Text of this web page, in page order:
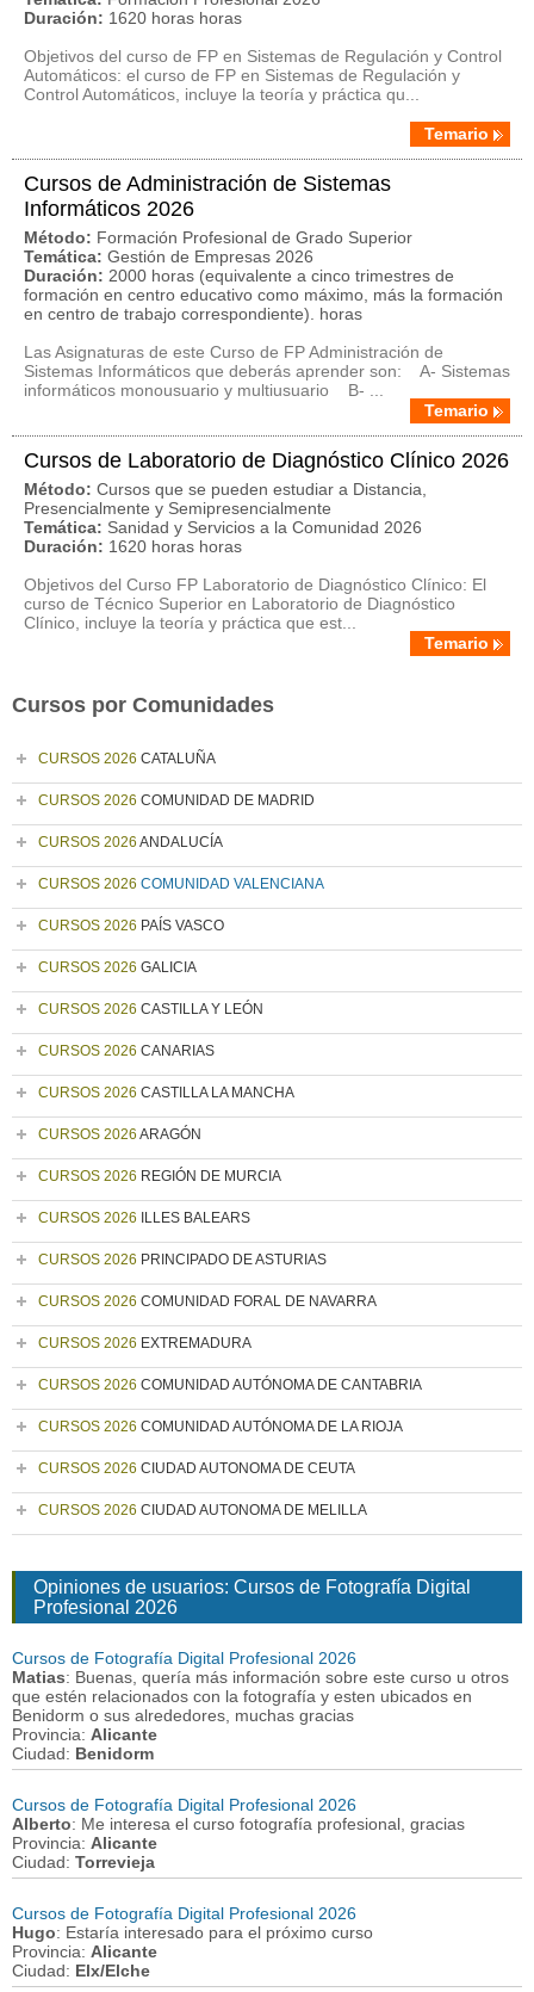
Duración: 1620 horas horas
Objetivos del curso de FP en Sistemas de Regulación y Control
Automáticos: el curso de FP en Sistemas de Regulación y
Control Automáticos, incluye la teoría y práctica qu...
Temario
Cursos de Administración de Sistemas
Informáticos 2026
Método: Formación Profesional de Grado Superior
Temática: Gestión de Empresas 2026
Duración: 2000 horas (equivalente a cinco trimestres de
formación en centro educativo como máximo, más la formación
en centro de trabajo correspondiente). horas
Las Asignaturas de este Curso de FP Administración de
Sistemas Informáticos que deberás aprender son: A- Sistemas
informáticos monousuario y multiusuario B- ...
Temario
Cursos de Laboratorio de Diagnóstico Clínico 2026
Método: Cursos que se pueden estudiar a Distancia,
Presencialmente y Semipresencialmente
Temática: Sanidad y Servicios a la Comunidad 2026
Duración: 1620 horas horas
Objetivos del Curso FP Laboratorio de Diagnóstico Clínico: El
curso de Técnico Superior en Laboratorio de Diagnóstico
Clínico, incluye la teoría y práctica que est...
Temario
Cursos por Comunidades
CURSOS 2026 CATALUÑA
CURSOS 2026 COMUNIDAD DE MADRID
CURSOS 2026 ANDALUCÍA
CURSOS 2026 COMUNIDAD VALENCIANA
CURSOS 2026 PAÍS VASCO
CURSOS 2026 GALICIA
CURSOS 2026 CASTILLA Y LEÓN
CURSOS 2026 CANARIAS
CURSOS 2026 CASTILLA LA MANCHA
CURSOS 2026 ARAGÓN
CURSOS 2026 REGIÓN DE MURCIA
CURSOS 2026 ILLES BALEARS
CURSOS 2026 PRINCIPADO DE ASTURIAS
CURSOS 2026 COMUNIDAD FORAL DE NAVARRA
CURSOS 2026 EXTREMADURA
CURSOS 2026 COMUNIDAD AUTÓNOMA DE CANTABRIA
CURSOS 2026 COMUNIDAD AUTÓNOMA DE LA RIOJA
CURSOS 2026 CIUDAD AUTONOMA DE CEUTA
CURSOS 2026 CIUDAD AUTONOMA DE MELILLA
Opiniones de usuarios: Cursos de Fotografía Digital
Profesional 2026
Cursos de Fotografía Digital Profesional 2026
Matias: Buenas, quería más información sobre este curso u otros
que estén relacionados con la fotografía y esten ubicados en
Benidorm o sus alrededores, muchas gracias
Provincia: Alicante
Ciudad: Benidorm
Cursos de Fotografía Digital Profesional 2026
Alberto: Me interesa el curso fotografía profesional, gracias
Provincia: Alicante
Ciudad: Torrevieja
Cursos de Fotografía Digital Profesional 2026
Hugo: Estaría interesado para el próximo curso
Provincia: Alicante
Ciudad: Elx/Elche